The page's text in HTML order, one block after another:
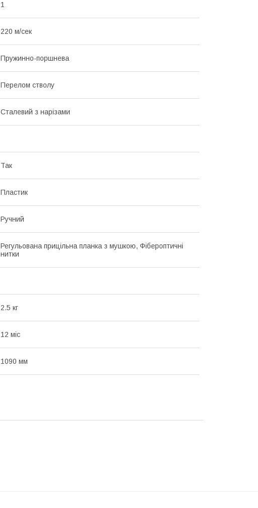
1
220 м/сек
Пружинно-поршнева
Перелом стволу
Сталевий з нарізами
Так
Пластик
Ручний
Регульована прицільна планка з мушкою, Фібероптичні
нитки
2.5 кг
12 міс
1090 мм